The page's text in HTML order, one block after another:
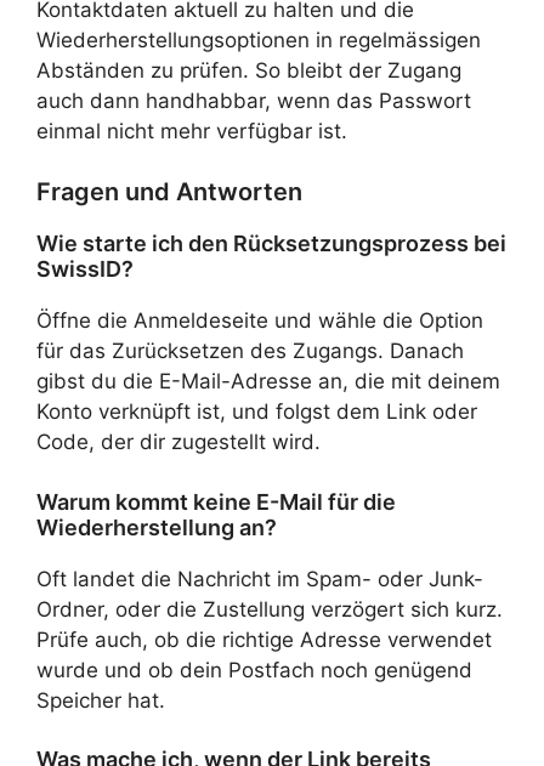
Kontaktdaten aktuell zu halten und die
Wiederherstellungsoptionen in regelmässigen
Abständen zu prüfen. So bleibt der Zugang
auch dann handhabbar, wenn das Passwort
einmal nicht mehr verfügbar ist.
Fragen und Antworten
Wie starte ich den Rücksetzungsprozess bei
SwissID?
Öffne die Anmeldeseite und wähle die Option
für das Zurücksetzen des Zugangs. Danach
gibst du die E-Mail-Adresse an, die mit deinem
Konto verknüpft ist, und folgst dem Link oder
Code, der dir zugestellt wird.
Warum kommt keine E-Mail für die
Wiederherstellung an?
Oft landet die Nachricht im Spam- oder Junk-
Ordner, oder die Zustellung verzögert sich kurz.
Prüfe auch, ob die richtige Adresse verwendet
wurde und ob dein Postfach noch genügend
Speicher hat.
Was mache ich, wenn der Link bereits